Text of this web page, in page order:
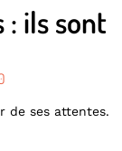
: ils sont
de ses attentes.